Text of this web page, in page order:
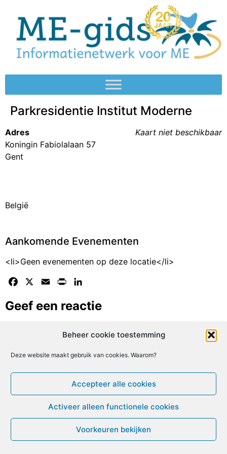
Beheer cookie toestemming
Deze website maakt gebruik van cookies. Waarom?
Accepteer alle cookies
Activeer alleen functionele cookies
Voorkeuren bekijken
Parkresidentie Institut Moderne
Kaart niet beschikbaar
Adres
Koningin Fabiolalaan 57
Gent
België
Aankomende Evenementen
<li>Geen evenementen op deze locatie</li>
Facebook Email Print
Geef een reactie
om een reactie te plaatsen.
© ME-gids.net 2005 – 2026 Migratie/Update website